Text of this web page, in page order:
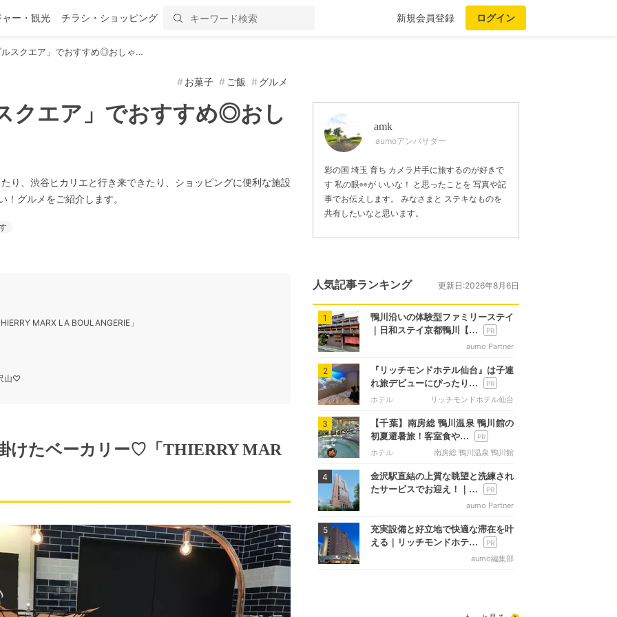
ー・観光 チラシ・ショッピング 新規会員登録 ログイン
ルスクエア」でおすすめ◎おしゃ…
お菓子 ご飯 グルメ
クエア」でおすすめ◎おし
り、渋谷ヒカリエと行き来できたり、ショッピングに便利な施設
グルメをご紹介します。
MARX LA BOULANGERIE」
山♡
けたベーカリー♡「THIERRY MAR
amk
aumoアンバサダー
彩の国 埼玉 育ち カメラ片手に旅するのが好きで
す 私の眼👀が いいな！ と思ったことを 写真や記
事でお伝えします。 みなさまと ステキなものを
共有したいなと思います。
人気記事ランキング 更新日:2026年8月6日
1
鴨川沿いの体験型ファミリーステイ
｜日和ステイ京都鴨川【…
aumo Partner
2
『リッチモンドホテル仙台』は子連
れ旅デビューにぴったり…
ホテル リッチモンドホテル仙台
3
【千葉】南房総 鴨川温泉 鴨川館の
初夏避暑旅！客室食や…
ホテル 南房総 鴨川温泉 鴨川館
4
金沢駅直結の上質な眺望と洗練され
たサービスでお迎え！｜…
aumo Partner
5
充実設備と好立地で快適な滞在を叶
える｜リッチモンドホテ…
aumo編集部